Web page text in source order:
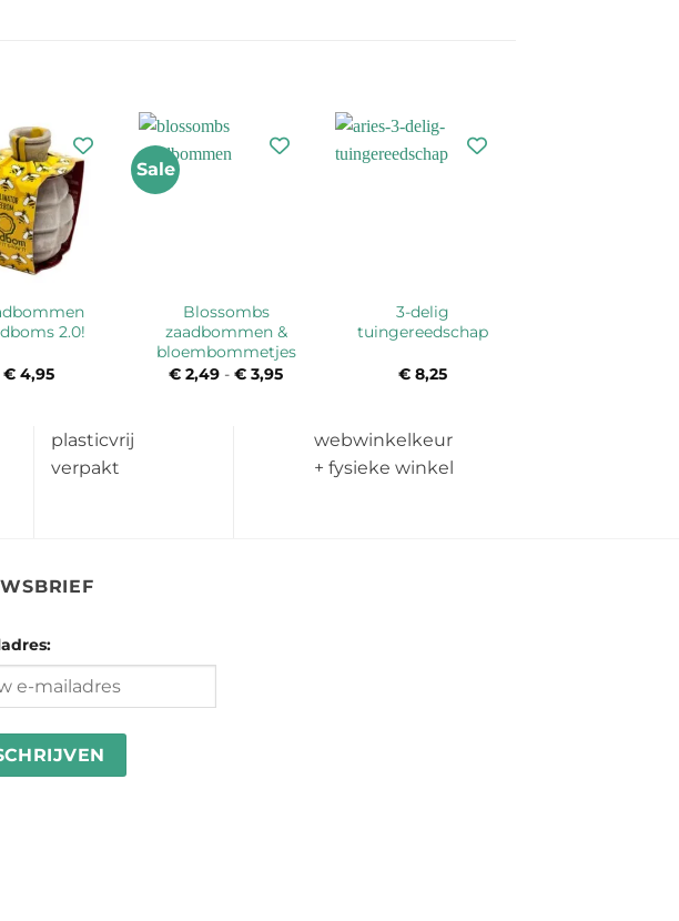
2.0!
€ 4,95
Sale
Blossombs
zaadbommen &
bloembommetjes
€ 2,49 - € 3,95
3-delig
tuingereedschap
€ 8,25
plasticvrij
verpakt
webwinkelkeur
+ fysieke winkel